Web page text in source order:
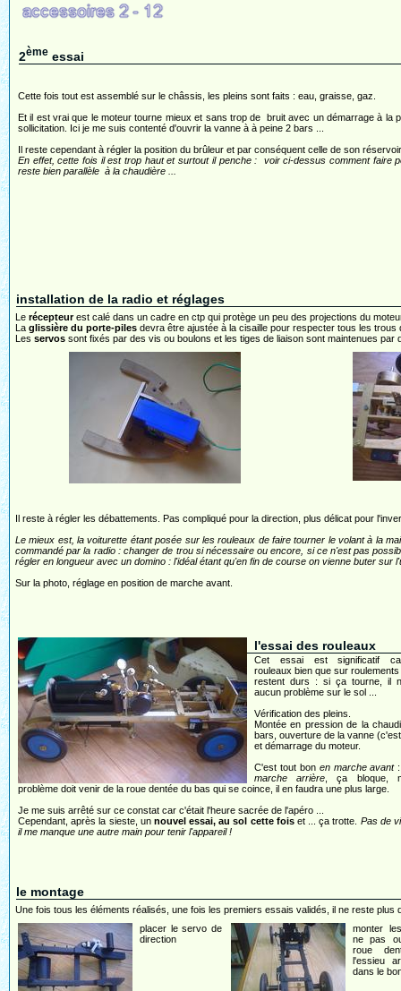
2ème essai
Cette fois tout est assemblé sur le châssis, les pleins sont faits : eau, graisse, gaz.
Et il est vrai que le moteur tourne mieux et sans trop de bruit avec un démarrage à la
sollicitation. Ici je me suis contenté d'ouvrir la vanne à à peine 2 bars ...
Il reste cependant à régler la position du brûleur et par conséquent celle de son
En effet, cette fois il est trop haut et surtout il penche : voir ci-dessus comment faire
reste bien parallèle à la chaudière ...
installation de la radio et réglages
Le récepteurest calé dans un cadre en ctp qui protège un peu des projections du
La glissière du porte-piles devra être ajustée à la cisaille pour respecter tous les trous
Les servos sont fixés par des vis ou boulons et les tiges de liaison sont maintenues par
Il reste à régler les débattements. Pas compliqué pour la direction, plus délicat pour
Le mieux est, la voiturette étant posée sur les rouleaux de faire tourner le volant à la
commandé par la radio : changer de trou si nécessaire ou encore, si ce n'est pas
régler en longueur avec un domino : l'idéal étant qu'en fin de course on vienne buter sur
Sur la photo, réglage en position de marche avant.
l'essai des rouleaux
Cet essai est significatif
rouleaux bien que sur roulements
restent durs : si ça tourne, il
aucun problème sur le sol ...
Vérification des pleins.
Montée en pression de la
bars, ouverture de la vanne
et démarrage du moteur.
C'est tout bon en marche avant:
marche arrière , ça bloque,
problème doit venir de la roue dentée du bas qui se coince, il en faudra une plus large.
Je me suis arrêté sur ce constat car c'était l'heure sacrée de l'apéro ...
Cependant, après la sieste, un nouvel essai, au sol cette foiset ... ça trotte. Pas de
il me manque une autre main pour tenir l'appareil !
le montage
Une fois tous les éléments réalisés, une fois les premiers essais validés, il ne reste plus
placer le servo de
direction
monter
ne pas
roue
l'essieu
dans le